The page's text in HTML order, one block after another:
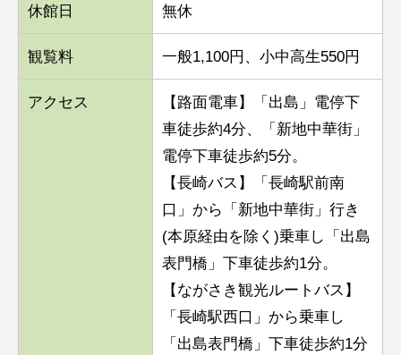
休館日 無休
観覧料 一般1,100円、小中高生550円
アクセス
【路面電車】「出島」電停下
車徒歩約4分、「新地中華街」
電停下車徒歩約5分。
【長崎バス】「長崎駅前南
口」から「新地中華街」行き
(本原経由を除く)乗車し「出島
表門橋」下車徒歩約1分。
【ながさき観光ルートバス】
「長崎駅西口」から乗車し
「出島表門橋」下車徒歩約1分